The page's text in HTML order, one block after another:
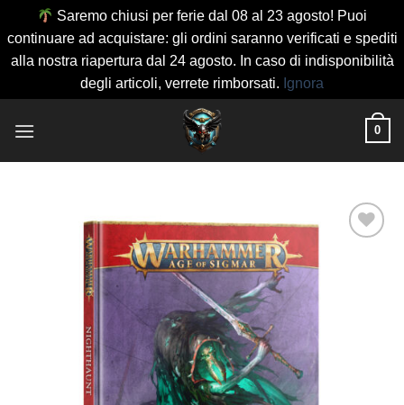
Saremo chiusi per ferie dal 08 al 23 agosto! Puoi
continuare ad acquistare: gli ordini saranno verificati e spediti
alla nostra riapertura dal 24 agosto. In caso di indisponibilità
degli articoli, verrete rimborsati. Ignora
0